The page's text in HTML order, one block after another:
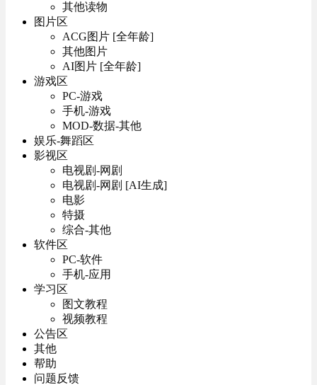
其他读物
图片区
ACG图片 [全年龄]
其他图片
AI图片 [全年龄]
游戏区
PC-游戏
手机-游戏
MOD-数据-其他
娱乐-舞蹈区
影视区
电视剧-网剧
电视剧-网剧 [AI生成]
电影
特摄
综合-其他
软件区
PC-软件
手机-应用
学习区
图文教程
视频教程
公告区
其他
帮助
问题反馈